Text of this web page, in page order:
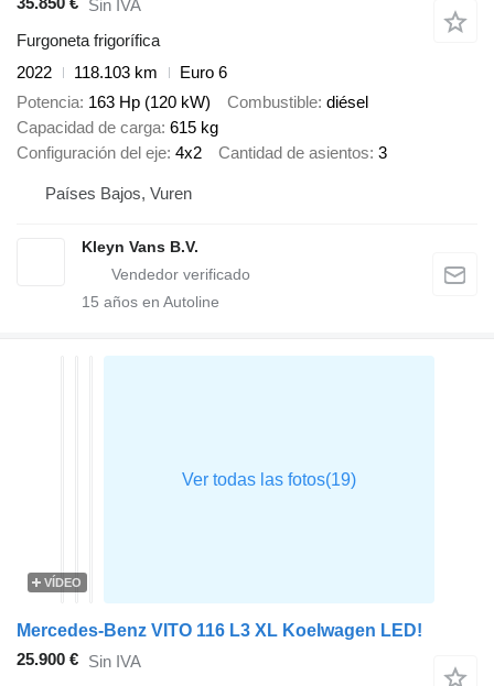
Sin IVA
Furgoneta frigorífica
2022
118.103 km
Euro 6
Potencia 163 Hp (120 kW) Combustible diésel
Capacidad de carga 615 kg
Configuración del eje 4x2 Cantidad de asientos 3
Países Bajos, Vuren
Kleyn Vans B.V.
15 años en Autoline
VÍDEO
Mercedes-Benz VITO 116 L3 XL Koelwagen LED!
25.900 € Sin IVA